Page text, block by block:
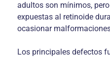
adultos son mínimos,
expuestas al retinoide
ocasionar
Los principales defectos